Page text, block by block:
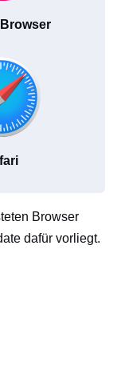
Browser
dafür vorliegt.